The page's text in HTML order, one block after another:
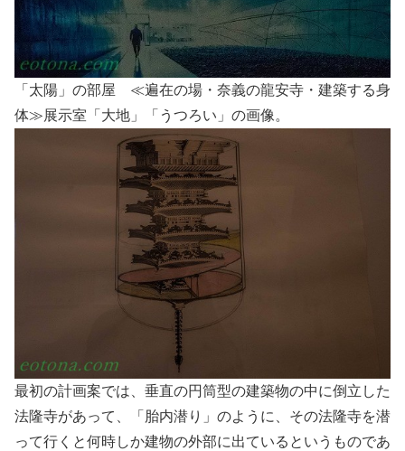
「太陽」の部屋 ≪遍在の場・奈義の龍安寺・建築する身
体≫展示室「大地」「うつろい」の画像。
最初の計画案では、垂直の円筒型の建築物の中に倒立した
法隆寺があって、「胎内潜り」のように、その法隆寺を潜
って行くと何時しか建物の外部に出ているというものであ